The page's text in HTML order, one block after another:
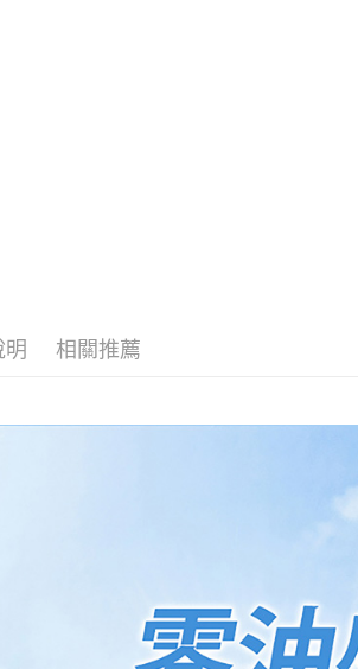
明 相關推薦